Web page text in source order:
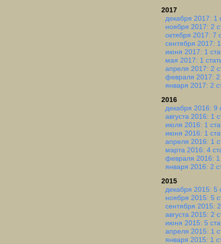
2017
декабря 2017: 1
ноября 2017: 2
октября 2017: 7
сентября 2017:
июня 2017: 1
мая 2017: 1
апреля 2017: 2
февраля 2017: 2
января 2017: 2
2016
декабря 2016: 9
августа 2016: 1
июля 2016: 1
июня 2016: 1
апреля 2016: 1
марта 2016: 4
февраля 2016: 1
января 2016: 2
2015
декабря 2015: 5
ноября 2015: 5
сентября 2015:
августа 2015: 2
июня 2015: 5
апреля 2015: 1
января 2015: 1